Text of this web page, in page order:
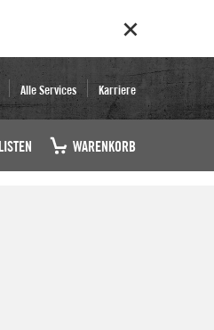
Alle Services Karriere
WARENKORB